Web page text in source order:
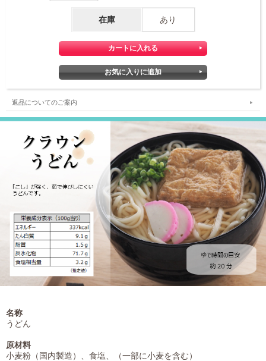
在庫 あり
返品についてのご案内
名称
うどん
原材料
小麦粉（国内製造）、食塩、（一部に小麦を含む）